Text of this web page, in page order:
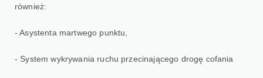
również:
- Asystenta martwego punktu,
- System wykrywania ruchu przecinającego drogę cofania